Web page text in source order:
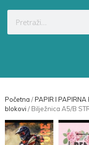
Početna /PAPIR I PAPIRNA
blokovi / Bilježnica A5/B